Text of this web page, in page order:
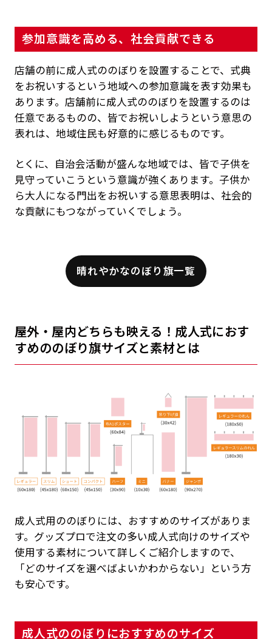
参加意識を高める、社会貢献できる
店舗の前に成人式ののぼりを設置することで、式典
をお祝いするという地域への参加意識を表す効果も
あります。店舗前に成人式ののぼりを設置するのは
任意であるものの、皆でお祝いしようという意思の
表れは、地域住民も好意的に感じるものです。
とくに、自治会活動が盛んな地域では、皆で子供を
見守っていこうという意識が強くあります。子供か
ら大人になる門出をお祝いする意思表明は、社会的
な貢献にもつながっていくでしょう。
晴れやかなのぼり旗一覧
屋外・屋内どちらも映える！成人式におす
すめののぼり旗サイズと素材とは
成人式用ののぼりには、おすすめのサイズがありま
す。グッズプロで注文の多い成人式向けのサイズや
使用する素材について詳しくご紹介しますので、
「どのサイズを選べばよいかわからない」という方
も安心です。
成人式ののぼりにおすすめのサイズ